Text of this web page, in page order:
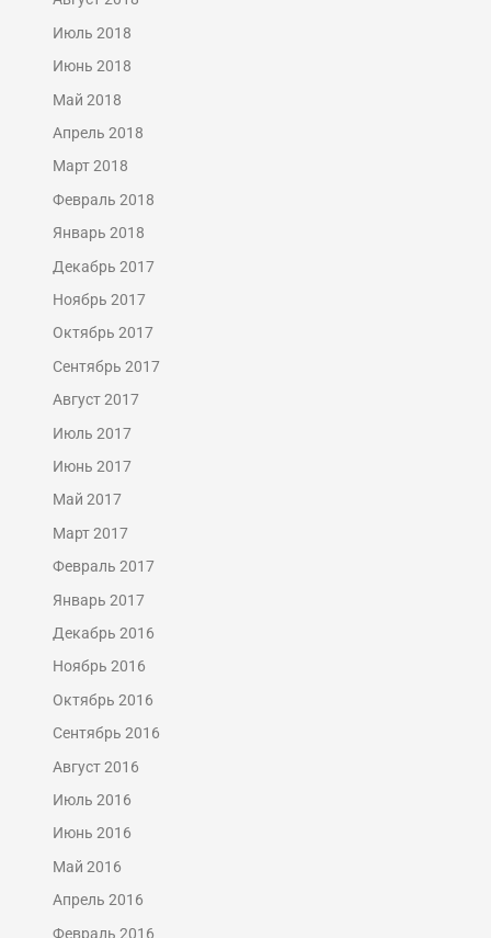
Июль 2018
Июнь 2018
Май 2018
Апрель 2018
Март 2018
Февраль 2018
Январь 2018
Декабрь 2017
Ноябрь 2017
Октябрь 2017
Сентябрь 2017
Август 2017
Июль 2017
Июнь 2017
Май 2017
Март 2017
Февраль 2017
Январь 2017
Декабрь 2016
Ноябрь 2016
Октябрь 2016
Сентябрь 2016
Август 2016
Июль 2016
Июнь 2016
Май 2016
Апрель 2016
Февраль 2016